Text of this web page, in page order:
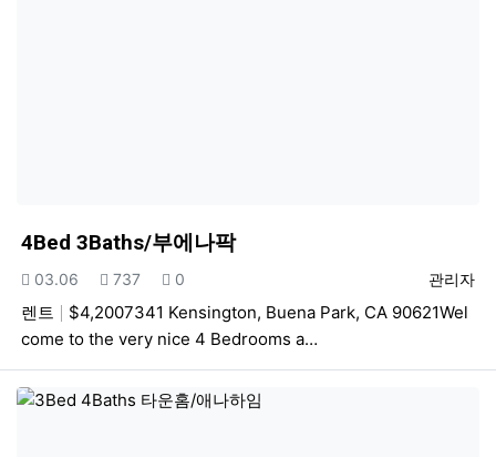
4Bed 3Baths/부에나팍
등록자
관리자
등록일
03.06 조회
737 추천
0
렌트
$4,2007341 Kensington, Buena Park, CA 90621Wel
come to the very nice 4 Bedrooms a…